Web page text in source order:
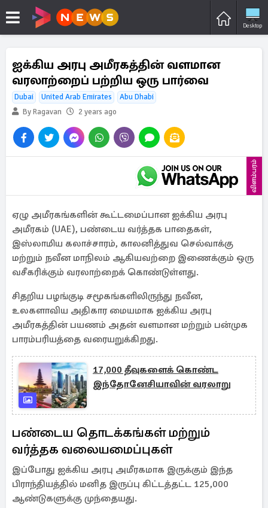
Desktop
ஐக்கிய அரபு அமீரகத்தின் வளமான
வரலாற்றைப் பற்றிய ஒரு பார்வை
Dubai United Arab Emirates
Abu Dhabi
By Ragavan
2 years ago
விளம்பரம்
ஏழு அமீரகங்களின் கூட்டமைப்பான ஐக்கிய அரபு
அமீரகம் (UAE), பண்டைய வர்த்தக பாதைகள்,
இஸ்லாமிய கலாச்சாரம், காலனித்துவ செல்வாக்கு
மற்றும் நவீன மாநிலம் ஆகியவற்றை இணைக்கும் ஒரு
வசீகரிக்கும் வரலாற்றைக் கொண்டுள்ளது.
சிதறிய பழங்குடி சமூகங்களிலிருந்து நவீன,
உலகளாவிய அதிகார மையமாக ஐக்கிய அரபு
அமீரகத்தின் பயணம் அதன் வளமான மற்றும் பன்முக
பாரம்பரியத்தை வரையறுக்கிறது.
17,000 தீவுகளைக் கொண்ட
இந்தோனேசியாவின் வரலாறு
பண்டைய தொடக்கங்கள் மற்றும்
வர்த்தக வலையமைப்புகள்
இப்போது ஐக்கிய அரபு அமீரகமாக இருக்கும் இந்த
பிராந்தியத்தில் மனித இருப்பு கிட்டத்தட்ட 125,000
ஆண்டுகளுக்கு முந்தையது.